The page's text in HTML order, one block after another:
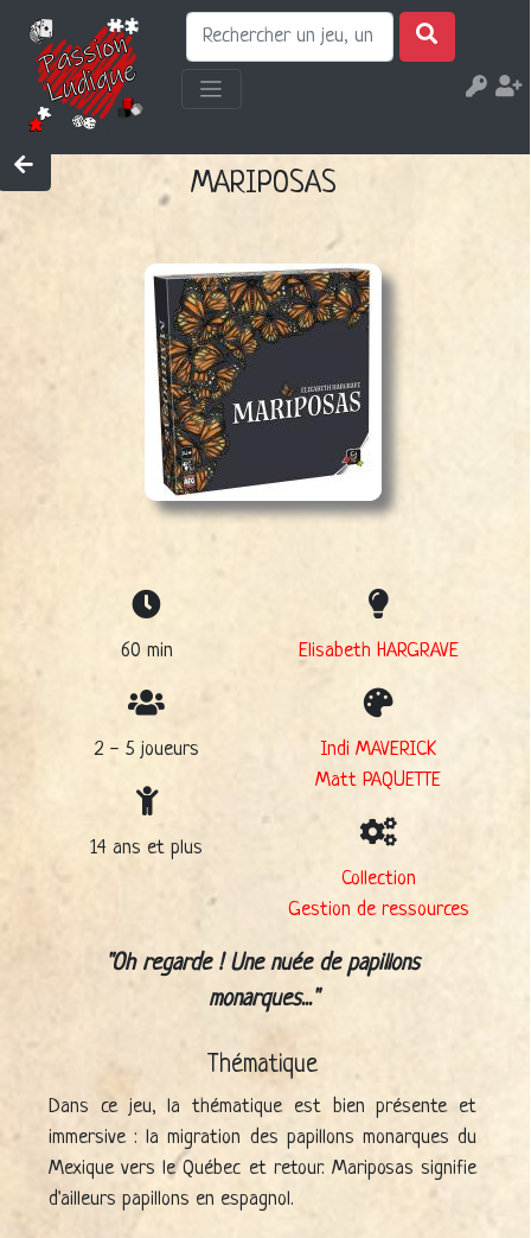
MARIPOSAS
60 min
2 - 5 joueurs
14 ans et plus
Elisabeth HARGRAVE
Indi MAVERICK
Matt PAQUETTE
Collection
Gestion de ressources
Oh regarde ! Une nuée de papillons
monarques...
Thématique
Dans ce jeu, la thématique est bien présente et
immersive : la migration des papillons monarques du
Mexique vers le Québec et retour. Mariposas signifie
d'ailleurs papillons en espagnol.